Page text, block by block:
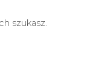
szukasz.